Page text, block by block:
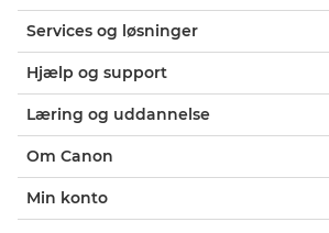
Services og løsninger
Hjælp og support
Læring og uddannelse
Om Canon
Min konto